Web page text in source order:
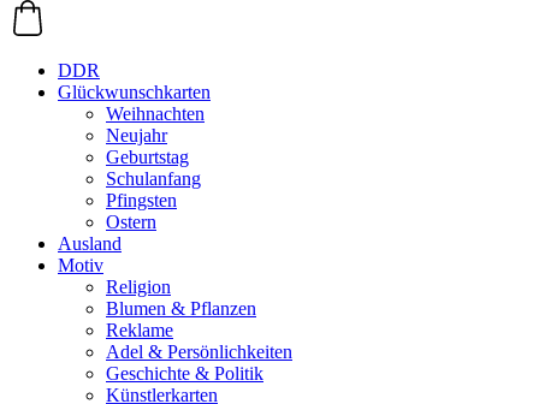
DDR
Glückwunschkarten
Weihnachten
Neujahr
Geburtstag
Schulanfang
Pfingsten
Ostern
Ausland
Motiv
Religion
Blumen & Pflanzen
Reklame
Adel & Persönlichkeiten
Geschichte & Politik
Künstlerkarten